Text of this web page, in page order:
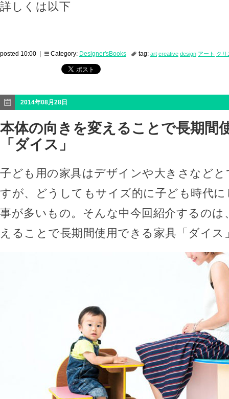
詳しくは以下
posted 10:00 | Category: Designer'sBooks tag: art creative design アート クリ
2014年08月28日
本体の向きを変えることで長期間
「ダイス」
子ども用の家具はデザインや大きさなど
すが、どうしてもサイズ的に子ども時代
事が多いもの。そんな中今回紹介するのは
えることで長期間使用できる家具「ダイス